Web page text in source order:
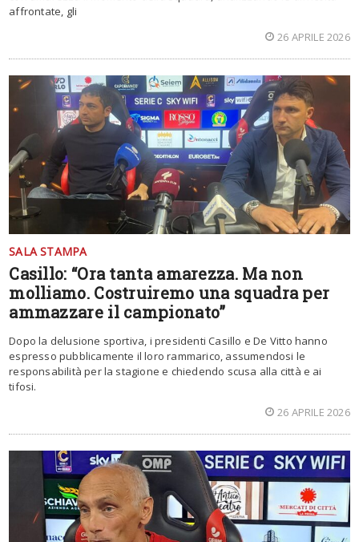
affrontate, gli
26 APRILE 2026
SALA STAMPA
Casillo: “Ora tanta amarezza. Ma non
molliamo. Costruiremo una squadra per
ammazzare il campionato”
Dopo la delusione sportiva, i presidenti Casillo e De Vitto hanno
espresso pubblicamente il loro rammarico, assumendosi le
responsabilità per la stagione e chiedendo scusa alla città e ai
tifosi.
26 APRILE 2026